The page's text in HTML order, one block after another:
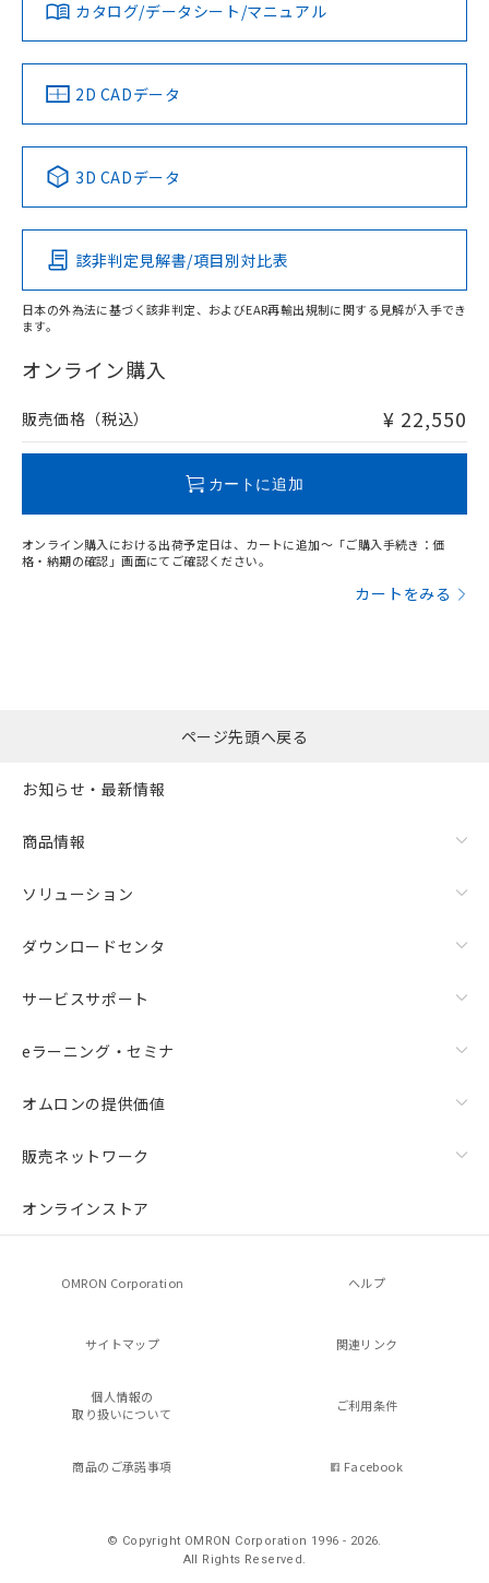
ソフトウェアの使用条件
対応済み
中国 RoHS 注意事項・凡例
Pb Hg Cd Cr(VI)
O
在庫等で未対応品が混在する可能性があります。
問い合わせください。
LR型式承認
（イギリス
船舶規格）
DNV型式承認
（ノルウェー
BV型式承認
（フランス
KR型式
（韓国
No No No No
この製品の規格認証/適合状況ページへ
その他の認証はこちらのページからご検索ください
カタログ/データシート/マニュアル
2D CADデータ
3D CADデータ
該非判定見解書/項目別対比表
日本の外為法に基づく該非判定、およびEAR再輸出規制に関する見解が入手でき
ます。
オンライン購入
販売価格（税込） ¥ 22,550
カートに追加
オンライン購入における出荷予定日は、カートに追加～「ご購入手続き：価
格・納期の確認」画面にてご確認ください。
カートをみる
ページ先頭へ戻る
お知らせ・最新情報
商品情報
ソリューション
ダウンロードセンタ
サービスサポート
eラーニング・セミナ
オムロンの提供価値
販売ネットワーク
オンラインストア
OMRON Corporation ヘルプ
サイトマップ 関連リンク
個人情報の
取り扱いについて
ご利用条件
商品のご承諾事項 Facebook
© Copyright OMRON Corporation 1996 - 2026.
All Rights Reserved.